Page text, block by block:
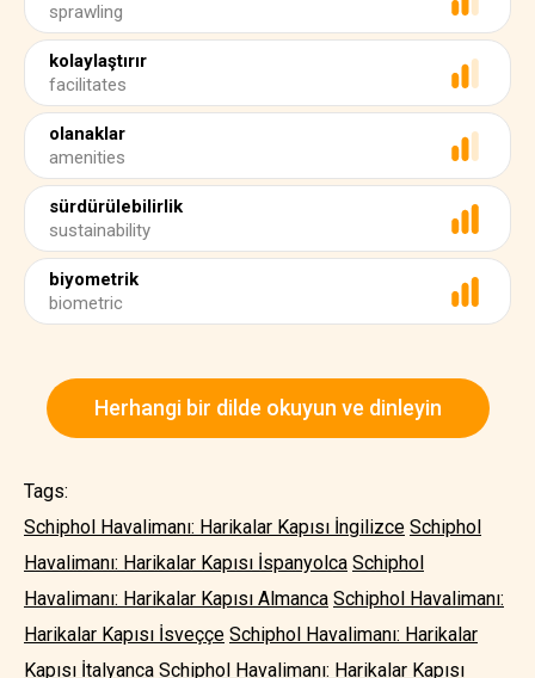
sprawling
kolaylaştırır
facilitates
olanaklar
amenities
sürdürülebilirlik
sustainability
biyometrik
biometric
Herhangi bir dilde okuyun ve dinleyin
Tags:
Schiphol Havalimanı: Harikalar Kapısı İngilizce Schiphol
Havalimanı: Harikalar Kapısı İspanyolca Schiphol
Havalimanı: Harikalar Kapısı Almanca Schiphol Havalimanı:
Harikalar Kapısı İsveççe Schiphol Havalimanı: Harikalar
Kapısı İtalyanca Schiphol Havalimanı: Harikalar Kapısı